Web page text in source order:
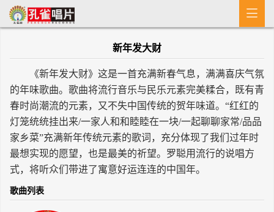
首 页
MV
新闻
艺人介绍
专辑
收歌

新年发大财
《新年发大财》这是一首充满新春气息，满满喜庆气氛
的年味歌曲。歌曲将流行音乐与民乐元素完美糅合，既有青
春时尚潮流的元素，又不失中国传统的贺年味道。“红红的
灯笼统统挂出来/一家人和和睦睦在一块/一起聊聊家常/品品
家乡菜”充满新年传统元素的歌词，充分体现了我们过年时
最想实现的愿望，也是最美的祈望。罗聪用流行的说唱方
式，将听众们带进了寓意好运连连的中国年。
歌曲列表